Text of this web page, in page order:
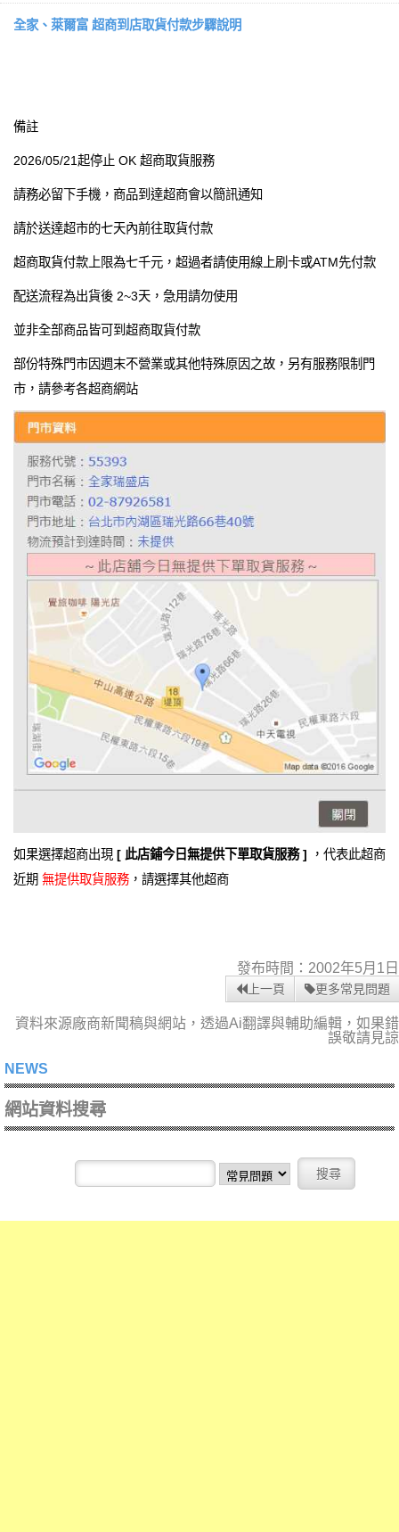
全家、萊爾富 超商到店取貨付款步驟說明
備註
2026/05/21起停止 OK 超商取貨服務
請務必留下手機，商品到達超商會以簡訊通知
請於送達超市的七天內前往取貨付款
超商取貨付款上限為七千元，超過者請使用線上刷卡或ATM先付款
配送流程為出貨後 2~3天，急用請勿使用
並非全部商品皆可到超商取貨付款
部份特殊門市因週末不營業或其他特殊原因之故，另有服務限制門
市，請參考各超商網站
如果選擇超商出現 [ 此店鋪今日無提供下單取貨服務 ]
，代表此超商
近期 無提供取貨服務 ，請選擇其他超商
發布時間：2002年5月1日
上一頁 更多常見問題
資料來源廠商新聞稿與網站，透過Ai翻譯與輔助編輯，如果錯
誤敬請見諒
NEWS
網站資料搜尋